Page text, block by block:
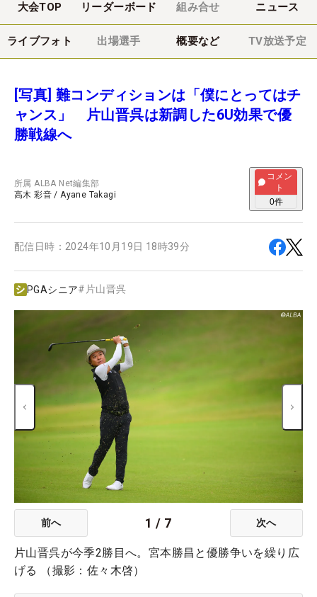
大会TOP リーダーボード 組み合せ ニュース
ライブフォト 出場選手 概要など TV放送予定
[写真] 難コンディションは「僕にとってはチ
ャンス」 片山晋呉は新調した6U効果で優
勝戦線へ
所属ALBA Net編集部
高木 彩音 /Ayane Takagi
コメン
ト
0件
配信日時： 2024年10月19日 18時39分
PGAシニア# 片山晋呉
前へ 1 / 7 次へ
片山晋呉が今季2勝目へ。宮本勝昌と優勝争いを繰り広
げる （撮影：佐々木啓）